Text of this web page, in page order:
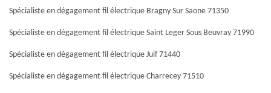
Spécialiste en dégagement fil électrique Bragny Sur Saone 71350
Spécialiste en dégagement fil électrique Saint Leger Sous Beuvray 71990
Spécialiste en dégagement fil électrique Juif 71440
Spécialiste en dégagement fil électrique Charrecey 71510